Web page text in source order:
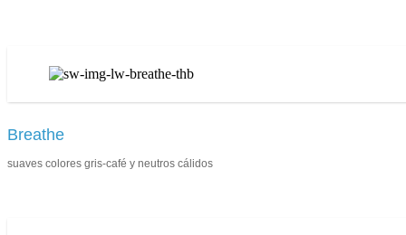
Breathe
suaves colores gris-café y neutros cálidos